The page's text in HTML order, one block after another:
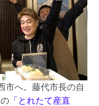
市へ。藤代市長の自
「とれたて産直